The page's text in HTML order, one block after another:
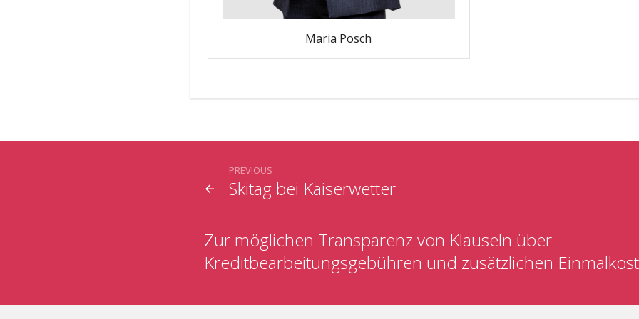
Maria Posch
Skitag bei Kaiserwetter
PREVIOUS
Zur möglichen Transparenz von Klauseln über
Kreditbearbeitungsgebühren und zusätzlichen